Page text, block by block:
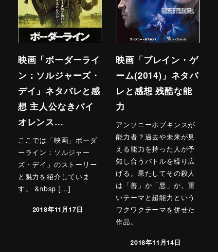
映画「ボーダーライ
ン：ソルジャーズ・
デイ」ネタバレと感
想 主人公なきバイ
オレンス…
ここでは「映画」ボーダ
ーライン：ソルジャー
ズ・デイ」のストーリー
と魅力を紹介していま
す。 &nbsp […]
2018年11月17日
映画「ブレイン・ゲ
ーム(2014)」ネタバ
レと感想 残酷な能
力
アンソニーホプキンスが
能力者？過去や未来が見
える能力を持った人が予
知し合うバトルを繰り広
げる。果たしてその殺人
は「善」か「悪」か。重
いテーマと超能力という
ワクワクテーマを併せた
作品。
2018年11月14日